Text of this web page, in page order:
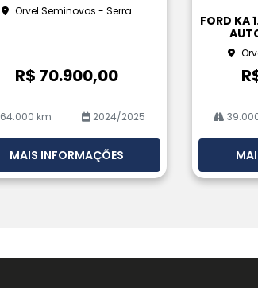
Orvel Seminovos - Serra
R$ 70.900,00
64.000 km 2024/2025
MAIS INFORMAÇÕES
rtil
FORD KA